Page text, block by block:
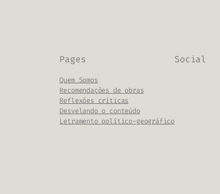
Pages
Quem Somos
Recomendações de obras
Reflexões críticas
Desvelando o conteúdo
Letramento político-geográfico
Social